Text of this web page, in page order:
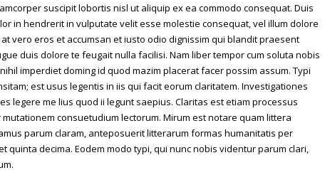
suscipit lobortis nisl ut aliquip ex ea commodo consequat. Duis
in hendrerit in vulputate velit esse molestie consequat, vel illum dolore
vero eros et accumsan et iusto odio dignissim qui blandit praesent
duis dolore te feugait nulla facilisi. Nam liber tempor cum soluta nobis
imperdiet doming id quod mazim placerat facer possim assum. Typi
est usus legentis in iis qui facit eorum claritatem. Investigationes
legere me lius quod ii legunt saepius. Claritas est etiam processus
consuetudium lectorum. Mirum est notare quam littera
parum claram, anteposuerit litterarum formas humanitatis per
quinta decima. Eodem modo typi, qui nunc nobis videntur parum clari,